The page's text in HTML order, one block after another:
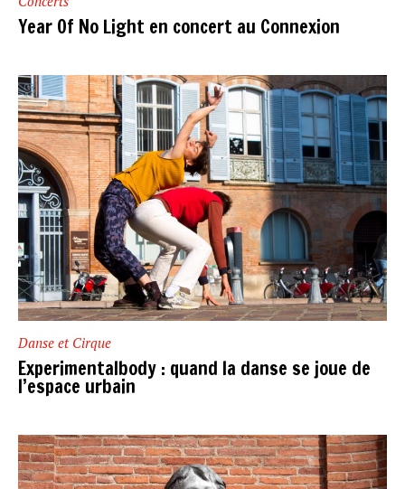
Year Of No Light en concert au Connexion
Danse et Cirque
Experimentalbody : quand la danse se joue de
l’espace urbain